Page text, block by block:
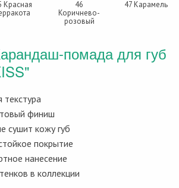
Красная
46
Коричнево-
розовый
47 Карамель
помада для губ
текстура
финиш
сушит кожу губ
покрытие
нанесение
в коллекции